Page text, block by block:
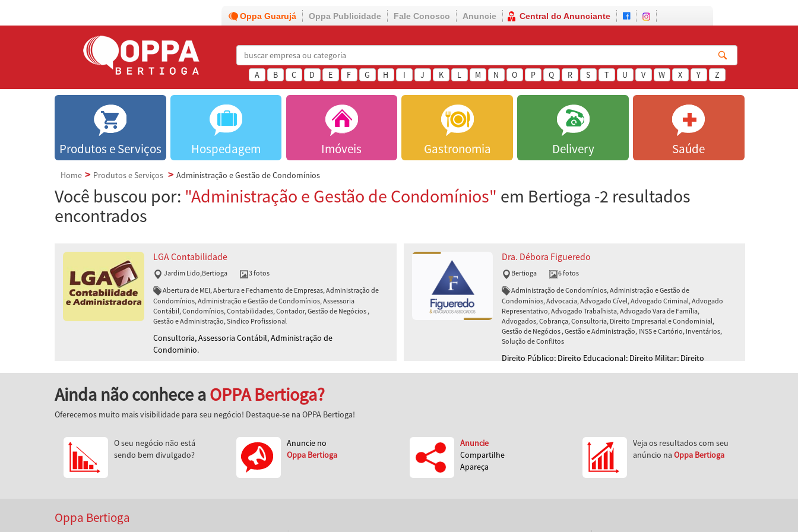
Oppa Guarujá Oppa Publicidade Fale Conosco Anuncie Central do Anunciante
A B C D E F G H I J K L M N O P Q R S T U V W X Y Z
Produtos e Serviços Hospedagem Imóveis Gastronomia Delivery Saúde
Home Produtos e Serviços Administração e Gestão de Condomínios
Você buscou por: "Administração e Gestão de Condomínios" em Bertioga -2 resultados
encontrados
LGA Contabilidade
Jardim Lido,Bertioga
3 fotos
Abertura de MEI, Abertura e Fechamento de Empresas, Administração de
Condomínios, Administração e Gestão de Condomínios, Assessoria
Contábil, Condomínios, Contabilidades, Contador, Gestão de Negócios ,
Gestão e Administração, Sindico Profissional
Consultoria, Assessoria Contábil, Administração de
Condominio.
Dra. Débora Figueredo
Bertioga
6 fotos
Administração de Condomínios, Administração e Gestão de
Condomínios, Advocacia, Advogado Cível, Advogado Criminal, Advogado
Representativo, Advogado Trabalhista, Advogado Vara de Família,
Advogados, Cobrança, Consultoria, Direito Empresarial e Condominial,
Gestão de Negócios , Gestão e Administração, INSS e Cartório, Inventários,
Solução de Conflitos
Direito Público; Direito Educacional; Direito Militar; Direito
Ainda não conhece aOPPA Bertioga?
Oferecemos muito mais visibilidade para seu negócio! Destaque-se na OPPA Bertioga!
O seu negócio não está
sendo bem divulgado?
Anuncie no
Oppa Bertioga
Anuncie
Compartilhe
Apareça
Veja os resultados com seu
anúncio na Oppa Bertioga
Oppa Bertioga